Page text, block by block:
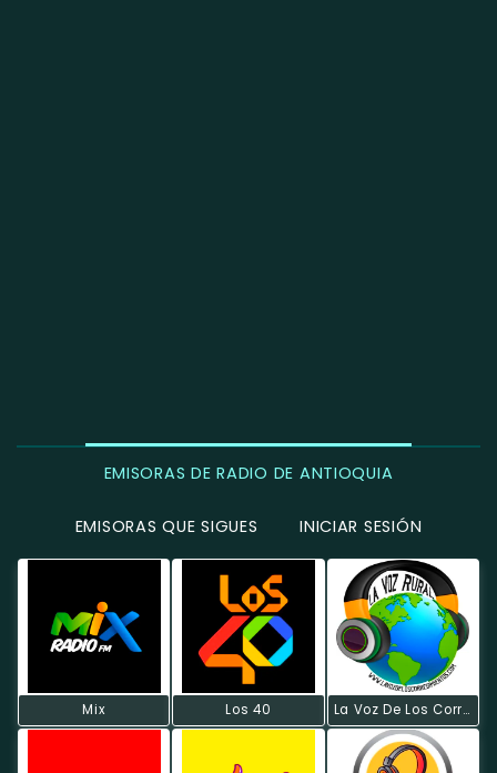
EMISORAS DE RADIO DE ANTIOQUIA
EMISORAS QUE SIGUES INICIAR SESIÓN
Mix Los 40 La Voz De Los Corregimientos